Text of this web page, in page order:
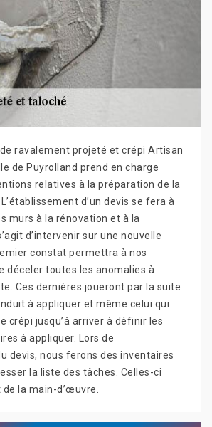
ravalement projeté et crépi Artisan
de Puyrolland prend en charge
relatives à la préparation de la
d’un devis se fera à
murs à la rénovation et à la
d’intervenir sur une nouvelle
constat permettra à nos
déceler toutes les anomalies à
Ces dernières joueront par la suite
à appliquer et même celui qui
crépi jusqu’à arriver à définir les
à appliquer. Lors de
devis, nous ferons des inventaires
la liste des tâches. Celles-ci
la main-d’œuvre.